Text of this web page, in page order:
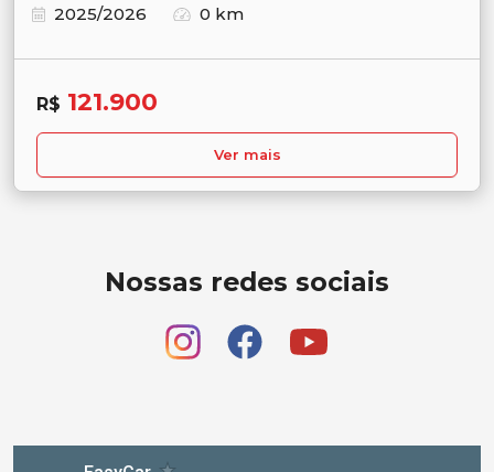
2025/2026
0 km
R$ 121.900
Ver mais
Nossas redes sociais